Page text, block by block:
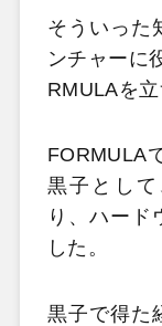
そういった
ンチャーに
RMULAを立
FORMULA
黒子とし
り、ハード
した。
黒子で得た